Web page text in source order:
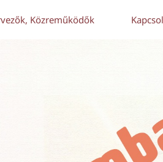
Közreműködők